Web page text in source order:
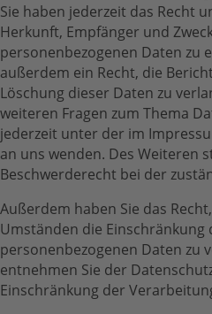
Sie haben jederzeit das Recht
Herkunft, Empfänger und
personenbezogenen Daten zu
außerdem ein Recht, die
Löschung dieser Daten zu
weiteren Fragen zum Thema
jederzeit unter der im
an uns wenden. Des Weiteren
Beschwerderecht bei der
Außerdem haben Sie das
Umständen die
personenbezogenen Daten zu
entnehmen Sie der
Einschränkung der